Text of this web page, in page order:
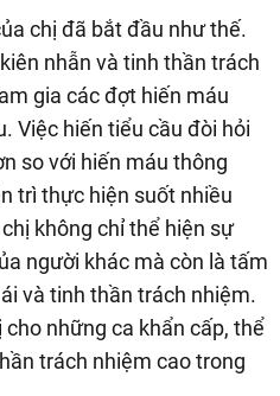
chị đã bắt đầu như thế.
nhẫn và tinh thần trách
gia các đợt hiến máu
Việc hiến tiểu cầu đòi hỏi
so với hiến máu thông
trì thực hiện suốt nhiều
không chỉ thể hiện sự
người khác mà còn là tấm
và tinh thần trách nhiệm.
những ca khẩn cấp, thể
trách nhiệm cao trong